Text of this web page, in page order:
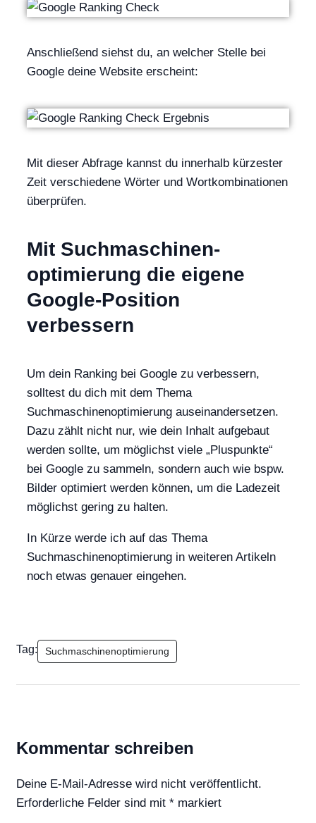
Anschließend siehst du, an welcher Stelle bei
Google deine Website erscheint:
Mit dieser Abfrage kannst du innerhalb kürzester
Zeit verschiedene Wörter und Wortkombinationen
überprüfen.
Mit Suchmaschinen­
optimierung die eigene
Google-Position
verbessern
Um dein Ranking bei Google zu verbessern,
solltest du dich mit dem Thema
Suchmaschinenoptimierung auseinandersetzen.
Dazu zählt nicht nur, wie dein Inhalt aufgebaut
werden sollte, um möglichst viele „Pluspunkte“
bei Google zu sammeln, sondern auch wie bspw.
Bilder optimiert werden können, um die Ladezeit
möglichst gering zu halten.
In Kürze werde ich auf das Thema
Suchmaschinenoptimierung in weiteren Artikeln
noch etwas genauer eingehen.
Tag: Suchmaschinenoptimierung
Kommentar schreiben
Deine E-Mail-Adresse wird nicht veröffentlicht.
Erforderliche Felder sind mit * markiert